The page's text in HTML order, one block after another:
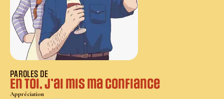
PAROLES DE
En toi, j’ai mis ma confiance
Appréciation